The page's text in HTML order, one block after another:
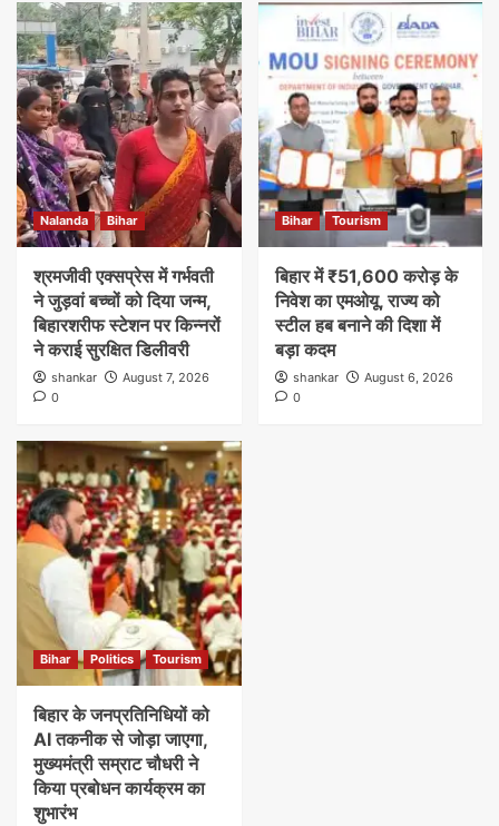
Nalanda Bihar
श्रमजीवी एक्सप्रेस में गर्भवती
ने जुड़वां बच्चों को दिया जन्म,
बिहारशरीफ स्टेशन पर किन्नरों
ने कराई सुरक्षित डिलीवरी
shankar
August 7, 2026
0
Bihar Tourism
बिहार में ₹51,600 करोड़ के
निवेश का एमओयू, राज्य को
स्टील हब बनाने की दिशा में
बड़ा कदम
shankar
August 6, 2026
0
Bihar Politics Tourism
बिहार के जनप्रतिनिधियों को
AI तकनीक से जोड़ा जाएगा,
मुख्यमंत्री सम्राट चौधरी ने
किया प्रबोधन कार्यक्रम का
शुभारंभ